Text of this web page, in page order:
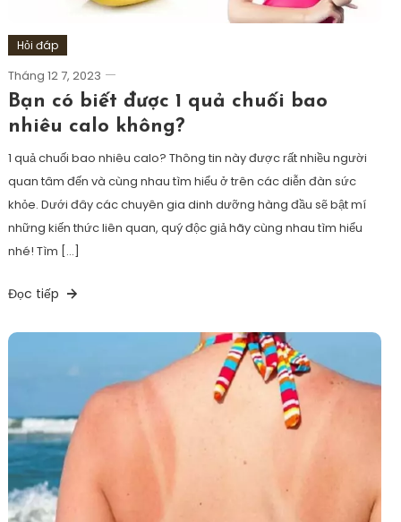
Hỏi đáp
Tháng 12 7, 2023
Bạn có biết được 1 quả chuối bao
nhiêu calo không?
1 quả chuối bao nhiêu calo? Thông tin này được rất nhiều người
quan tâm đến và cùng nhau tìm hiểu ở trên các diễn đàn sức
khỏe. Dưới đây các chuyên gia dinh dưỡng hàng đầu sẽ bật mí
những kiến thức liên quan, quý độc giả hãy cùng nhau tìm hiểu
nhé! Tìm […]
Đọc tiếp